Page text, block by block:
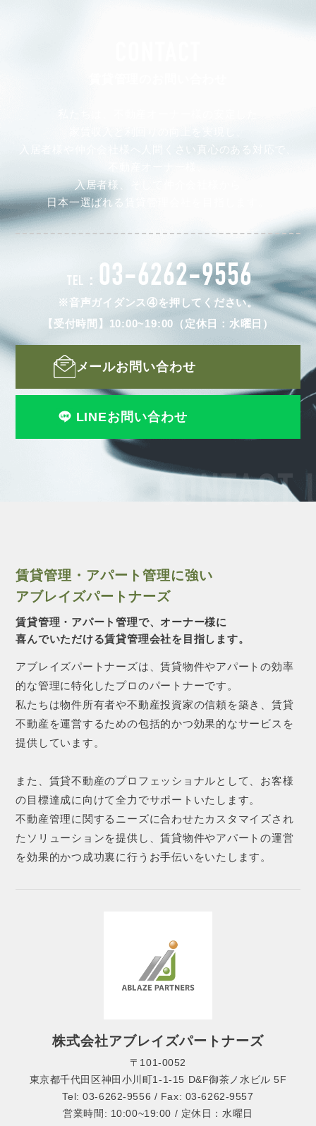
CONTACT
入居者様や仲介会社様へ人間くさい真心のある対応で、
入居者様、そして仲介会社様から
日本一選ばれる賃貸管理会社を目指します。
TEL： 03-6262-9556
※音声ガイダンス④を押してください。
【受付時間】10:00~19:00（定休日：水曜日）
メールお問い合わせ
LINEお問い合わせ
賃貸管理・アパート管理に強い
アブレイズパートナーズ
賃貸管理・アパート管理で、オーナー様に
喜んでいただける賃貸管理会社を目指します。
アブレイズパートナーズは、賃貸物件やアパートの効率
的な管理に特化したプロのパートナーです。
私たちは物件所有者や不動産投資家の信頼を築き、賃貸
不動産を運営するための包括的かつ効果的なサービスを
提供しています。
また、賃貸不動産のプロフェッショナルとして、お客様
の目標達成に向けて全力でサポートいたします。
不動産管理に関するニーズに合わせたカスタマイズされ
たソリューションを提供し、賃貸物件やアパートの運営
を効果的かつ成功裏に行うお手伝いをいたします。
株式会社アブレイズパートナーズ
〒101-0052
東京都千代田区神田小川町1-1-15 D&F御茶ノ水ビル 5F
Tel: 03-6262-9556 / Fax: 03-6262-9557
営業時間: 10:00~19:00 / 定休日：水曜日